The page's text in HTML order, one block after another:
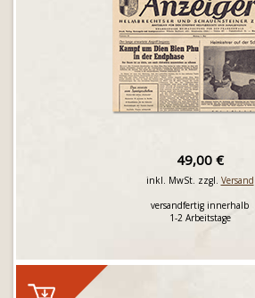
49,00 €
inkl. MwSt. zzgl. Versand
versandfertig innerhalb
1-2 Arbeitstage